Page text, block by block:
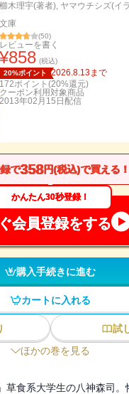
櫛木理宇(著者), ヤマウチシズ(イ
文庫
(50)
レビューを書く
¥858 (税込)
20%ポイント
2026.8.13まで
172ポイント(20%還元)
クーポン利用対象商品
2013年02月15日 配信
で358円(税込)で買える！
かんたん30秒登録！
会員登録をする
購入手続きに進む
カートに入れる
試
ほかの巻を見る
草食系大学生の八神森司。